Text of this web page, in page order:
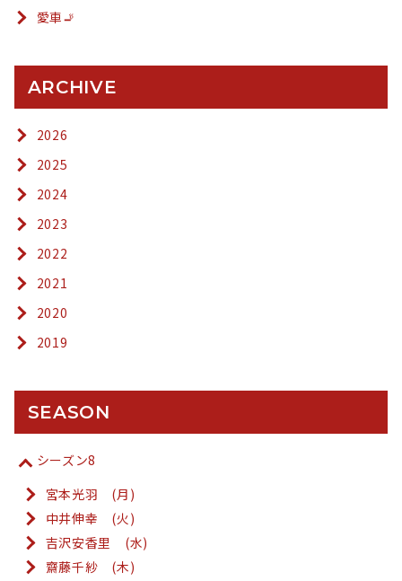
愛車🚬
ARCHIVE
2026
2025
2024
2023
2022
2021
2020
2019
SEASON
シーズン8
宮本光羽 (月)
中井伸幸 (火)
吉沢安香里 (水)
齋藤千紗 (木)